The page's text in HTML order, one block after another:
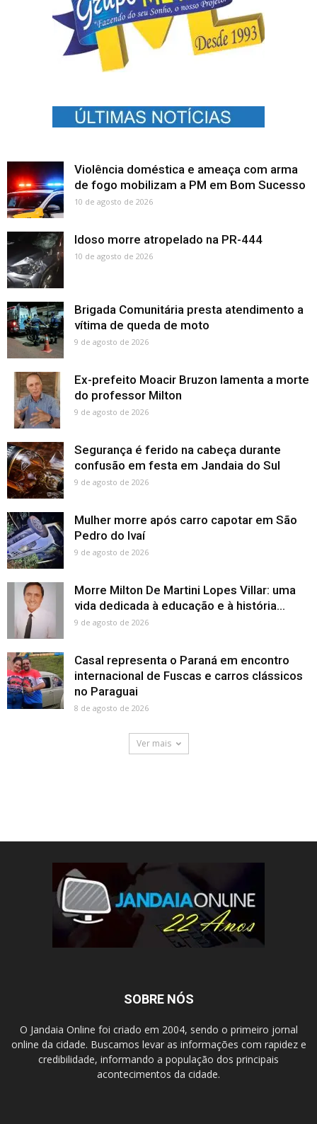
Violência doméstica e ameaça com arma
de fogo mobilizam a PM em Bom Sucesso
10 de agosto de 2026
Idoso morre atropelado na PR-444
10 de agosto de 2026
Brigada Comunitária presta atendimento a
vítima de queda de moto
9 de agosto de 2026
Ex-prefeito Moacir Bruzon lamenta a morte
do professor Milton
9 de agosto de 2026
Segurança é ferido na cabeça durante
confusão em festa em Jandaia do Sul
9 de agosto de 2026
Mulher morre após carro capotar em São
Pedro do Ivaí
9 de agosto de 2026
Morre Milton De Martini Lopes Villar: uma
vida dedicada à educação e à história...
9 de agosto de 2026
Casal representa o Paraná em encontro
internacional de Fuscas e carros clássicos
no Paraguai
8 de agosto de 2026
Ver mais
SOBRE NÓS
O Jandaia Online foi criado em 2004, sendo o primeiro jornal
online da cidade. Buscamos levar as informações com rapidez e
credibilidade, informando a população dos principais
acontecimentos da cidade.